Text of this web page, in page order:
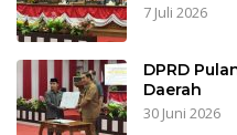
7 Juli 2026
DPRD
Daerah
30 Juni 2026